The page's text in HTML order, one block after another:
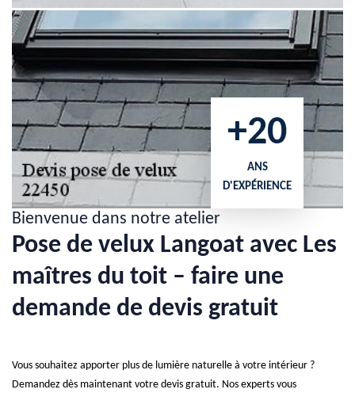
+20
ANS
D'EXPÉRIENCE
Bienvenue dans notre atelier
Pose de velux Langoat avec Les
maîtres du toit – faire une
demande de devis gratuit
Vous souhaitez apporter plus de lumière naturelle à votre intérieur ?
Demandez dès maintenant votre devis gratuit. Nos experts vous